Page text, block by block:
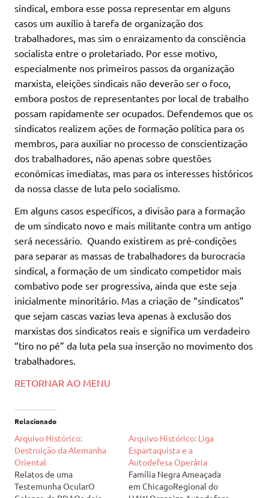
sindical, embora esse possa representar em alguns
casos um auxílio à tarefa de organização dos
trabalhadores, mas sim o enraizamento da consciência
socialista entre o proletariado. Por esse motivo,
especialmente nos primeiros passos da organização
marxista, eleições sindicais não deverão ser o foco,
embora postos de representantes por local de trabalho
possam rapidamente ser ocupados. Defendemos que os
sindicatos realizem ações de formação política para os
membros, para auxiliar no processo de conscientização
dos trabalhadores, não apenas sobre questões
econômicas imediatas, mas para os interesses históricos
da nossa classe de luta pelo socialismo.
Em alguns casos específicos, a divisão para a formação
de um sindicato novo e mais militante contra um antigo
será necessário. Quando existirem as pré-condições
para separar as massas de trabalhadores da burocracia
sindical, a formação de um sindicato competidor mais
combativo pode ser progressiva, ainda que este seja
inicialmente minoritário. Mas a criação de “sindicatos”
que sejam cascas vazias leva apenas à exclusão dos
marxistas dos sindicatos reais e significa um verdadeiro
“tiro no pé” da luta pela sua inserção no movimento dos
trabalhadores.
RETORNAR AO MENU
Relacionado
Arquivo Histórico:
Destruição da Alemanha
Oriental
Relatos de uma
Testemunha OcularO
Arquivo Histórico: Liga
Espartaquista e a
Autodefesa Operária
Família Negra Ameaçada
em ChicagoRegional do